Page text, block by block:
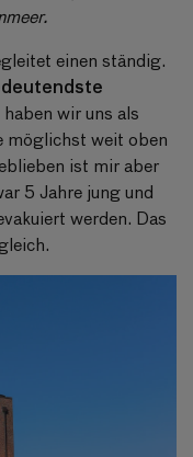
einen ständig.
wir uns als
möglichst weit oben
ist mir aber
5 Jahre jung und
werden. Das